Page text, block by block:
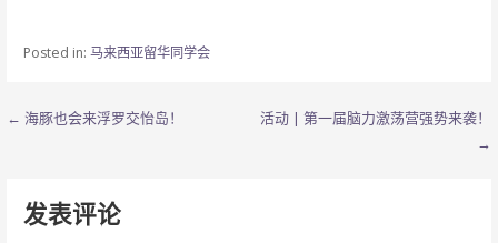
e
o
itta
ei
at
at
Posted in: 马来西亚留华同学会
文
导
← 海豚也会来浮罗交怡岛！
活动 | 第一届脑力激荡营强势来袭！
→
发表评论